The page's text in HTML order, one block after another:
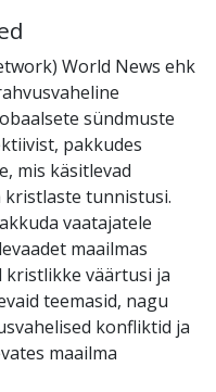
World News ehk
sündmuste
pakkudes
mis käsitlevad
tunnistusi.
vaatajatele
maailmas
kristlikke väärtusi ja
teemasid, nagu
konfliktid ja
maailma